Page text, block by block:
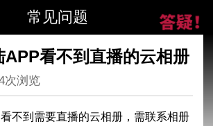
常见问题
APP看不到直播的云相册
次浏览
不到需要直播的云相册，需联系相册